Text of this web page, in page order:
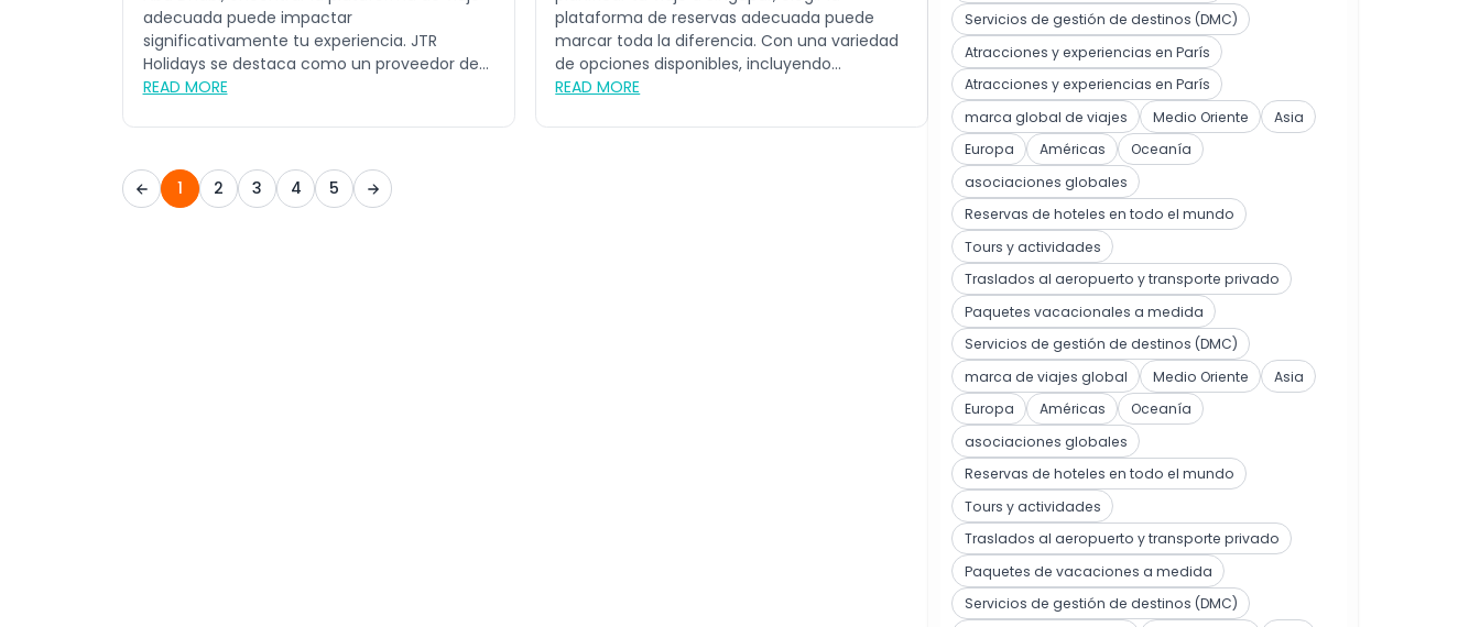
adecuada puede impactar
significativamente tu experiencia. JTR
Holidays se destaca como un proveedor de
servicios...
READ MORE
plataforma de reservas adecuada puede
marcar toda la diferencia. Con una variedad
de opciones disponibles, incluyendo...
READ MORE
1 2 3 4 5
Servicios de gestión de destinos (DMC)
Atracciones y experiencias en París
Atracciones y experiencias en París
marca global de viajes
Medio Oriente
Asia
Europa
Américas
Oceanía
asociaciones globales
Reservas de hoteles en todo el mundo
Tours y actividades
Traslados al aeropuerto y transporte privado
Paquetes vacacionales a medida
Servicios de gestión de destinos (DMC)
marca de viajes global
Medio Oriente
Asia
Europa
Américas
Oceanía
asociaciones globales
Reservas de hoteles en todo el mundo
Tours y actividades
Traslados al aeropuerto y transporte privado
Paquetes de vacaciones a medida
Servicios de gestión de destinos (DMC)